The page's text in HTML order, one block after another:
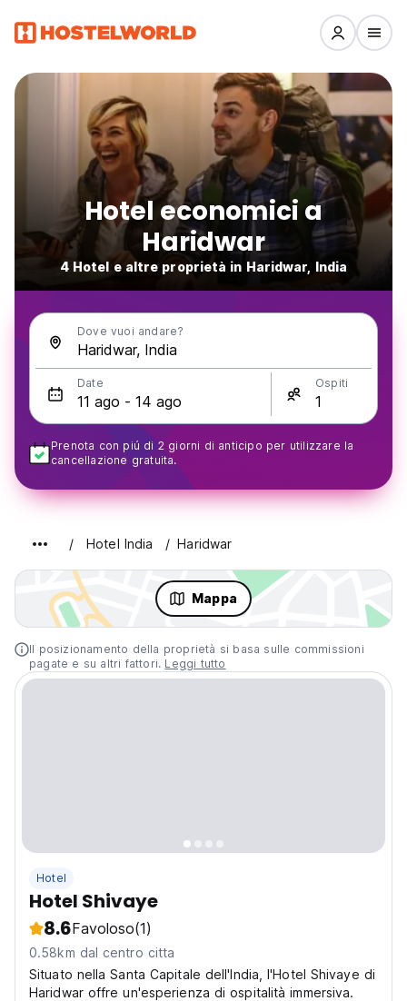
Hotel economici a
Haridwar
4 Hotel e altre proprietà in Haridwar, India
Dove vuoi andare?
Date Ospiti
Prenota con piú di 2 giorni di anticipo per utilizzare la
cancellazione gratuita.
Hotel India Haridwar
Mappa
Il posizionamento della proprietà si basa sulle commissioni
pagate e su altri fattori. Leggi tutto
Hotel
Hotel Shivaye
8.6Favoloso(1)
0.58km dal centro citta
Situato nella Santa Capitale dell'India, l'Hotel Shivaye di
Haridwar offre un'esperienza di ospitalità immersiva.